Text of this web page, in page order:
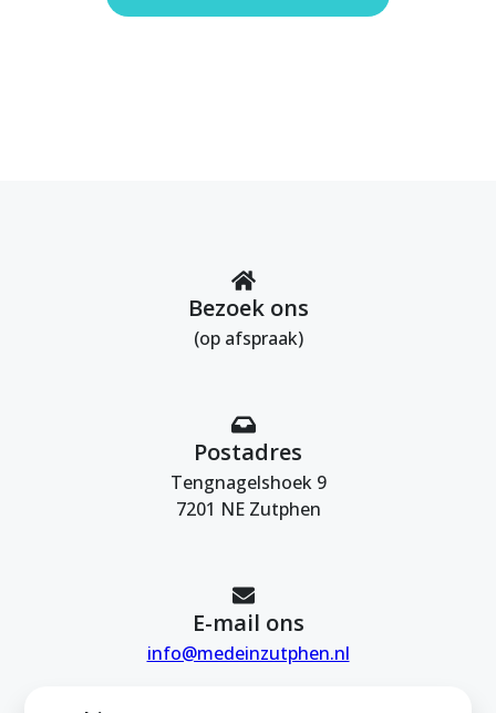
Bezoek ons
(op afspraak)
Postadres
Tengnagelshoek 9
7201 NE Zutphen
E-mail ons
info@medeinzutphen.nl